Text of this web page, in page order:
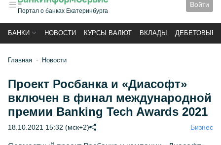
Портал о банках Екатеринбурга
Войти
БАНКИ НОВОСТИ КУРСЫ ВАЛЮТ ВКЛАДЫ ДЕБЕТОВЫЕ
Главная Новости
Проект Росбанка и «Диасофт»
включен в финал международной
премии Banking Tech Awards 2021
18.10.2021 15:32 (мск+2) Бизнес